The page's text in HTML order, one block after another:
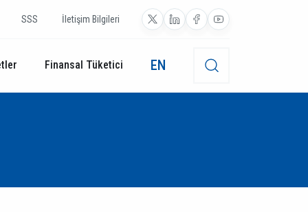
SSS İletişim Bilgileri
Finansal Tüketici EN